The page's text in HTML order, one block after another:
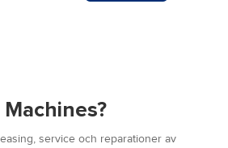
service och reparationer av